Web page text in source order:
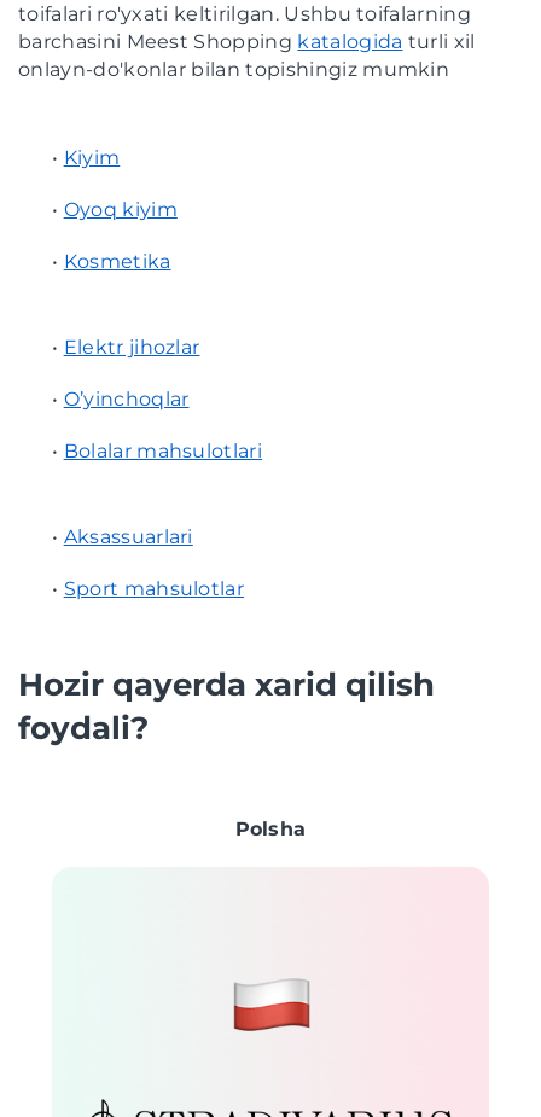
toifalari ro'yxati keltirilgan. Ushbu toifalarning
barchasini Meest Shopping katalogida turli xil
onlayn-do'konlar bilan topishingiz mumkin
• Kiyim
• Oyoq kiyim
• Kosmetika
• Elektr jihozlar
• O’yinchoqlar
• Bolalar mahsulotlari
• Aksassuarlari
• Sport mahsulotlar
Hozir qayerda xarid qilish
foydali?
Polsha